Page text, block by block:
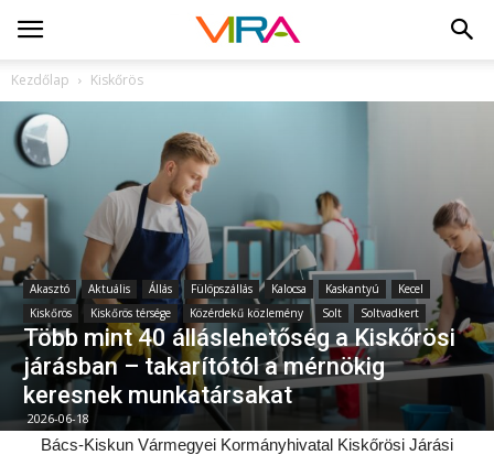
Kezdőlap Kiskőrös
Akasztó Aktuális Állás Fülöpszállás Kalocsa Kaskantyú
Kecel
Kiskőrös
Kiskőrös térsége Közérdekű közlemény Solt Soltvadkert
Több mint 40 álláslehetőség a Kiskőrösi
járásban – takarítótól a mérnökig
keresnek munkatársakat
2026-06-18
Bács-Kiskun Vármegyei Kormányhivatal Kiskőrösi Járási